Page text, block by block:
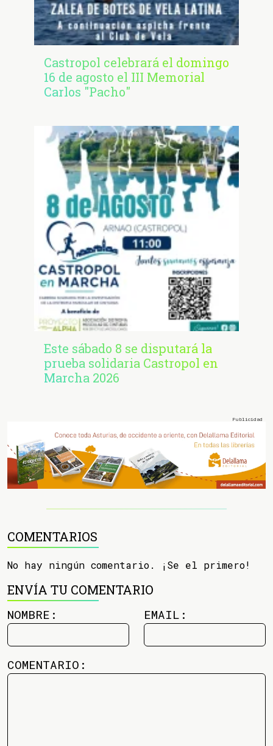
Castropol celebrará el domingo
16 de agosto el III Memorial
Carlos "Pacho"
Este sábado 8 se disputará la
prueba solidaria Castropol en
Marcha 2026
COMENTARIOS
No hay ningún comentario. ¡Se el primero!
ENVÍA TU COMENTARIO
NOMBRE: EMAIL:
COMENTARIO: